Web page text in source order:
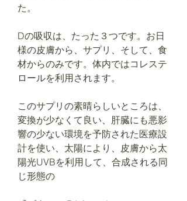
た。
Dの吸収は、たった３つです。お日
様の皮膚から、サプリ、そして、食
材からのみです。体内ではコレステ
ロールを利用されます。
このサプリの素晴らしいところは、
変換が少なくて良い、肝臓にも悪影
響の少ない環境を予防された医療設
計を使い、太陽により、皮膚から太
陽光UVBを利用して、合成される同
じ形態の